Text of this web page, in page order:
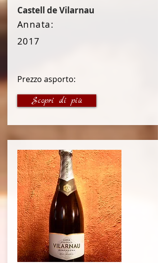
Castell de Vilarnau
Annata:
2017
Prezzo asporto:
19 €Scopri di più